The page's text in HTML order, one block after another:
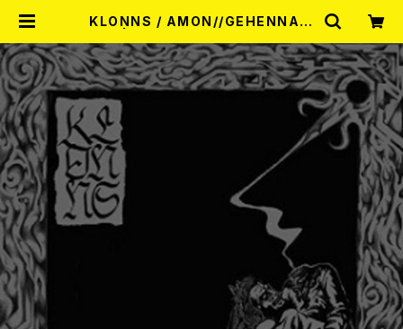
KLONNS / AMON//GEHENNA 7